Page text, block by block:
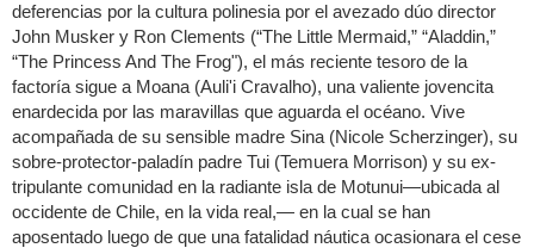
deferencias por la cultura polinesia por el avezado dúo director
John Musker y Ron Clements (“The Little Mermaid,” “Aladdin,”
“The Princess And The Frog"), el más reciente tesoro de la
factoría sigue a Moana (Auli'i Cravalho), una valiente jovencita
enardecida por las maravillas que aguarda el océano. Vive
acompañada de su sensible madre Sina (Nicole Scherzinger), su
sobre-protector-paladín padre Tui (Temuera Morrison) y su ex-
tripulante comunidad en la radiante isla de Motunui—ubicada al
occidente de Chile, en la vida real,— en la cual se han
aposentado luego de que una fatalidad náutica ocasionara el cese